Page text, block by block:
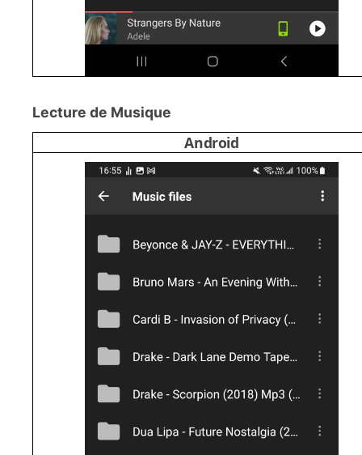
Lecture de Musique
Android